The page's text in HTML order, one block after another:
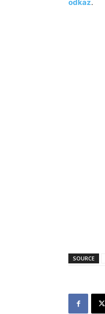
odkaz.
SOURCE